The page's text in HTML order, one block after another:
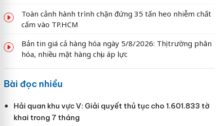
Toàn cảnh hành trình chặn đứng 35 tấn heo nhiễm chất
cấm vào TP.HCM
Bản tin giá cả hàng hóa ngày 5/8/2026: Thị trường phân
hóa, nhiều mặt hàng chịu áp lực
Bài đọc nhiều
Hải quan khu vực V: Giải quyết thủ tục cho 1.601.833 tờ
khai trong 7 tháng